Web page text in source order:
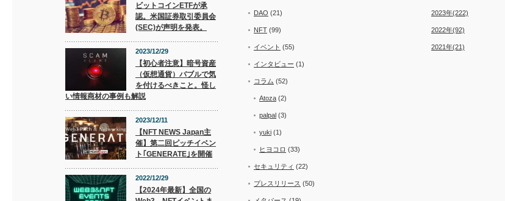
ビットコインETFが承
認。米国証券取引委員会
(SEC)が声明を発表。
2023/12/29
【初心者注意】暗号資産
（仮想通貨）バブルで気
を付けるべきこと。怪し
い情報商材の事例も解説
2023/12/11
【NFT NEWS Japan主
催】第二回ピッチイベン
ト｢GENERATE｣を開催
2022/12/29
【2024年最新】全国の
DAO (21)
NFT (99)
イベント (55)
インタビュー (1)
コラム (52)
Atoza (2)
palpal (3)
yuki (1)
ヒヨコロ (33)
セキュリティ (22)
プレスリリース (50)
2023年(222)
2022年(92)
2021年(21)